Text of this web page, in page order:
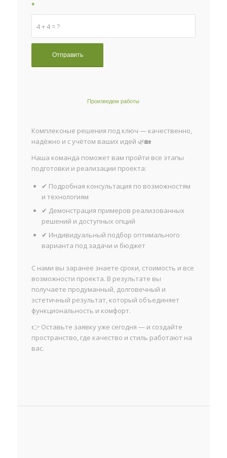
4 + 4 = ?
*
Произведем работы
Комплексные решения под ключ — качественно,
надёжно и с учётом ваших идей 🌿🏡
Наша команда поможет вам пройти все этапы
подготовки и реализации проекта:
✔ Подробная консультация по возможностям
и технологиям
✔ Демонстрация примеров реализованных
решений и доступных опций
✔ Индивидуальный подбор оптимального
варианта под задачи и бюджет
С нами вы заранее знаете сроки, стоимость и все
возможности проекта. В результате вы
получаете продуманный, долговечный и
эстетичный результат, который объединяет
функциональность и комфорт.
👉 Оставьте заявку уже сегодня — и создайте
пространство, где качество и стиль работают на
вас.